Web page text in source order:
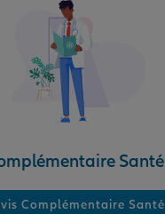
Santé
Complémentaire Santé